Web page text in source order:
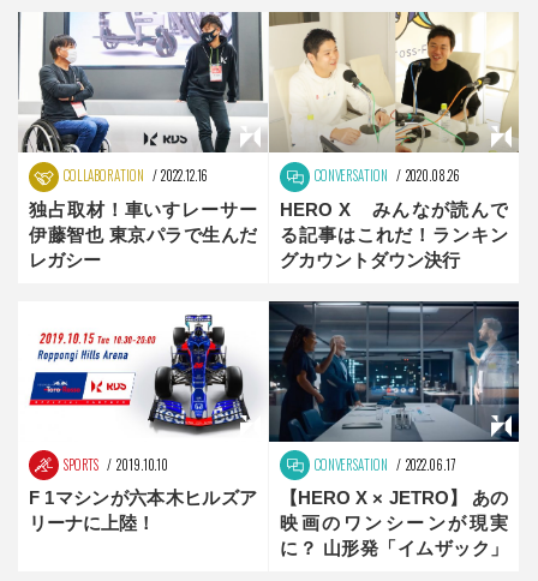
COLLABORATION 2022.12.16
独占取材！車いすレーサー
伊藤智也 東京パラで生んだ
レガシー
CONVERSATION 2020.08.26
HERO X みんなが読んで
る記事はこれだ！ランキン
グカウントダウン決行
SPORTS 2019.10.10
F 1マシンが六本木ヒルズア
リーナに上陸！
CONVERSATION 2022.06.17
【HERO X × JETRO】 あの
映画のワンシーンが現実
に？ 山形発「イムザック」